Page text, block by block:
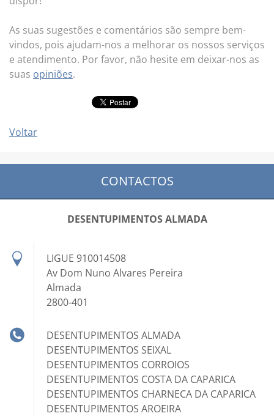
As suas sugestões e comentários são sempre bem-
vindos, pois ajudam-nos a melhorar os nossos serviços
e atendimento. Por favor, não hesite em deixar-nos as
suas opiniões.
Voltar
CONTACTOS
DESENTUPIMENTOS ALMADA
LIGUE 910014508
Av Dom Nuno Alvares Pereira
Almada
2800-401
DESENTUPIMENTOS ALMADA
DESENTUPIMENTOS SEIXAL
DESENTUPIMENTOS CORROIOS
DESENTUPIMENTOS COSTA DA CAPARICA
DESENTUPIMENTOS CHARNECA DA CAPARICA
DESENTUPIMENTOS AROEIRA